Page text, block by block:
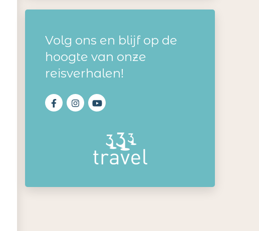
Volg ons en blijf op de
hoogte van onze
reisverhalen!